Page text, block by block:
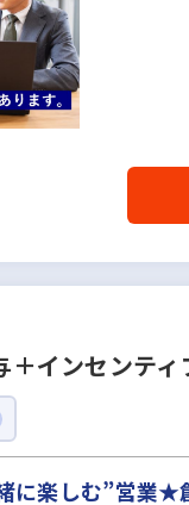
インセンティ
に楽しむ”営業★